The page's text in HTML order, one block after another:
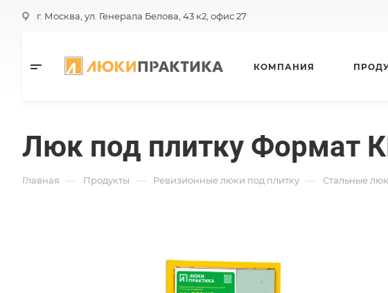
г. Москва, ул. Генерала Белова, 43 к2, офис 27
КОМПАНИЯ
Люк под плитку Формат
Главная — Продукты — Ревизионные люки под плитку — Стальные